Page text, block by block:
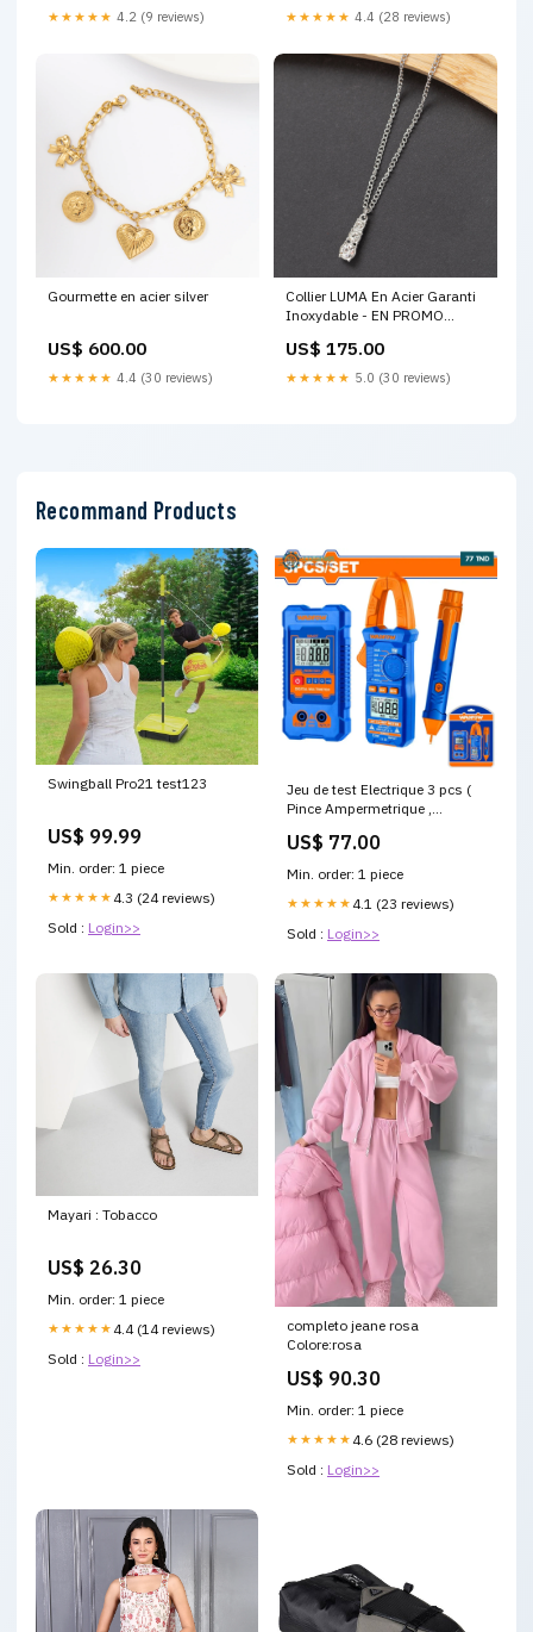
★★★★★ 4.2 (9 reviews) ★★★★★ 4.4 (28 reviews)
Gourmette en acier silver
US$ 600.00
★★★★★ 4.4 (30 reviews)
Collier LUMA En Acier Garanti
Inoxydable - EN PROMO
US$ 175.00
★★★★★ 5.0 (30 reviews)
Recommand Products
Swingball Pro21 test123
US$ 99.99
Min. order: 1 piece
★★★★★ 4.3 (24 reviews)
Sold : Login>>
Jeu de test Electrique 3 pcs (
Pince Ampermetrique ,
WADFOW Capteur
US$ 77.00
Min. order: 1 piece
★★★★★ 4.1 (23 reviews)
Sold : Login>>
Mayari : Tobacco
US$ 26.30
Min. order: 1 piece
★★★★★ 4.4 (14 reviews)
Sold : Login>>
completo jeane rosa
Colore:rosa
US$ 90.30
Min. order: 1 piece
★★★★★ 4.6 (28 reviews)
Sold : Login>>